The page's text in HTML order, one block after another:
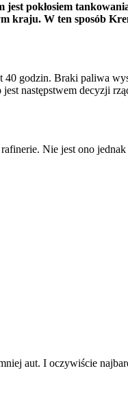
pokłosiem
kraju. W ten sposób
godzin. Braki paliwa
następstwem decyzji
Nie jest ono
aut. I oczywiście